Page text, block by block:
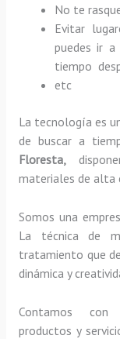
No te
Evitar
puedes ir
tiempo
etc
La tecnología es
de buscar a
Floresta,
materiales de alta
Somos una
La técnica de
tratamiento que
dinámica y
Contamos con
productos y